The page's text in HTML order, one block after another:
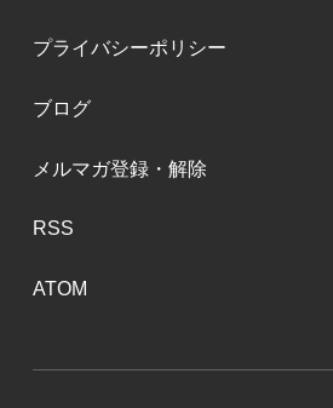
プライバシーポリシー
ブログ
メルマガ登録・解除
RSS
ATOM